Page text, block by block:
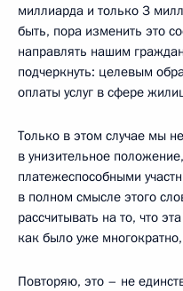
миллиарда и только 3
быть, пора изменить это
направлять нашим
подчеркнуть: целевым
оплаты услуг в сфере
Только в этом случае мы
в унизительное
платежеспособными
в полном смысле этого
рассчитывать на то, что
как было уже
Повторяю, это – не